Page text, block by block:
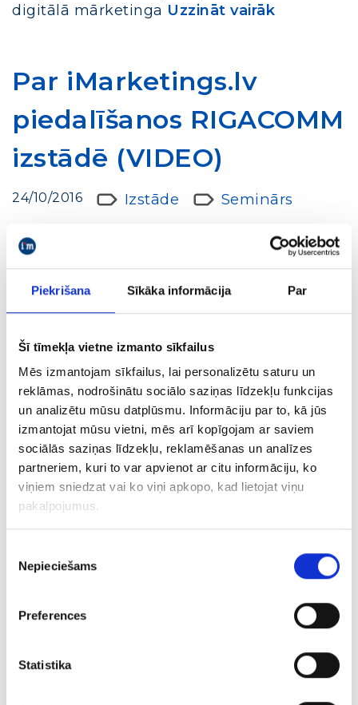
Piekrišana Sīkāka informācija Par
Šī tīmekļa vietne izmanto sīkfailus
Mēs izmantojam sīkfailus, lai personalizētu saturu un
reklāmas, nodrošinātu sociālo saziņas līdzekļu funkcijas
un analizētu mūsu datplūsmu. Informāciju par to, kā jūs
izmantojat mūsu vietni, mēs arī kopīgojam ar saviem
sociālās saziņas līdzekļu, reklamēšanas un analīzes
partneriem, kuri to var apvienot ar citu informāciju, ko
viņiem sniedzat vai ko viņi apkopo, kad lietojat viņu
pakalpojumus.
izvēle
Nepieciešams
Preferences
Statistika
digitālā mārketinga Uzzināt vairāk
Par iMarketings.lv
piedalīšanos RIGACOMM
izstādē (VIDEO)
24/10/2016 Izstāde Seminārs
20. un 21. oktobrī iMarketings.lv piedalījās
iMarketings.lv vadošie digitālā mārketinga
eksperti dalījās savā pieredzē, konsultēja
un atbildēja uz dalībnieku jautājumiem.
Apmeklētājiem bija lieliska iespēja vienā
dienā un vienā vietā saņemt tik izsmeļošas
konsultācijas un atbildes no nozares
vadošajiem profesionāļiem par: Google
reklāmu; mājaslapas SEO optimizāciju;
Facebook reklāmu; GoogleAnalytics un
reklāmas analīzi. Papildus tam izstādes
apmeklētājiem bija lieliska iespēja
noklausīties iMarketings.lv digitālās
lekciju par TOP3 kļūdām, kas reklāmai
neļauj būt efektīvai. Diemžēl ierobežotā